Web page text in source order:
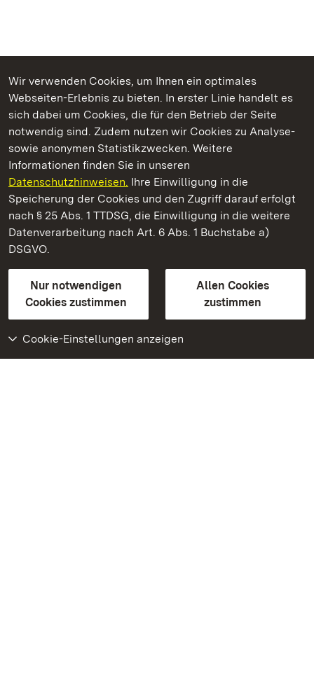
Wir verwenden Cookies, um Ihnen ein optimales
Webseiten-Erlebnis zu bieten. In erster Linie handelt es
sich dabei um Cookies, die für den Betrieb der Seite
notwendig sind. Zudem nutzen wir Cookies zu Analyse-
sowie anonymen Statistikzwecken. Weitere
Informationen finden Sie in unseren
Datenschutzhinweisen. Ihre Einwilligung in die
Speicherung der Cookies und den Zugriff darauf erfolgt
nach § 25 Abs. 1 TTDSG, die Einwilligung in die weitere
Datenverarbeitung nach Art. 6 Abs. 1 Buchstabe a)
DSGVO.
Nur notwendigen
Cookies zustimmen
Allen Cookies
zustimmen
Cookie-Einstellungen anzeigen
Kommen. Staunen. Genießen.
Neues Schloss Meersburg
Staatliche Schlösser und Gärten Baden-Württemberg
Kontakt
GebärdenspracheLeichte Sprache
Erklärung zur Barrierefreiheit
BITV-konform (geprüfte Seiten)
Weiteres